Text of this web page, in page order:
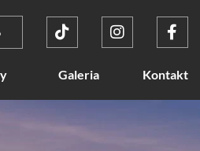
Galeria Kontakt